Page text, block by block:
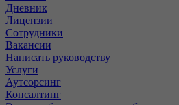
Дневник
Лицензии
Сотрудники
Вакансии
Написать руководству
Услуги
Аутсорсинг
Консалтинг